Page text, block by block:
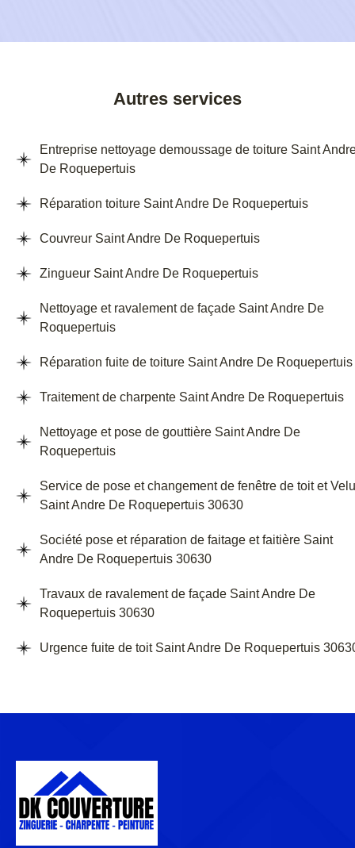
Autres services
Entreprise nettoyage demoussage de toiture Saint
De Roquepertuis
Réparation toiture Saint Andre De Roquepertuis
Couvreur Saint Andre De Roquepertuis
Zingueur Saint Andre De Roquepertuis
Nettoyage et ravalement de façade Saint Andre De
Roquepertuis
Réparation fuite de toiture Saint Andre De Roquepertuis
Traitement de charpente Saint Andre De Roquepertuis
Nettoyage et pose de gouttière Saint Andre De
Roquepertuis
Service de pose et changement de fenêtre de toit et
Saint Andre De Roquepertuis 30630
Société pose et réparation de faitage et faitière Saint
Andre De Roquepertuis 30630
Travaux de ravalement de façade Saint Andre De
Roquepertuis 30630
Urgence fuite de toit Saint Andre De Roquepertuis